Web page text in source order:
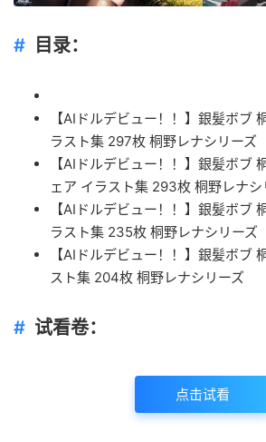
目录：
【AIドルデビュー！！】銀髪ボブ
ラスト集 297枚 桐野レナシリーズ
【AIドルデビュー！！】銀髪ボブ
ェア イラスト集 293枚 桐野レナシ
【AIドルデビュー！！】銀髪ボブ
ラスト集 235枚 桐野レナシリーズ
【AIドルデビュー！！】銀髪ボブ
スト集 204枚 桐野レナシリーズ
试看卷：
点击试看